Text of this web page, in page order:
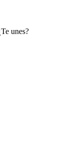
unes?